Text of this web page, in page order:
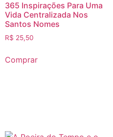
365 Inspirações Para Uma
Vida Centralizada Nos
Santos Nomes
R$ 25,50
Comprar